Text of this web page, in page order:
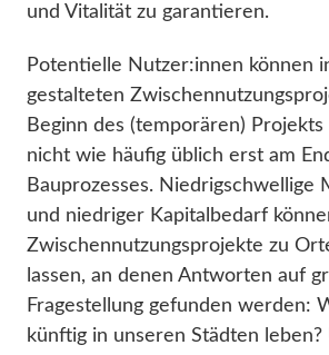
und Vitalität zu garantieren.
Potentielle Nutzer:innen können
gestalteten
Beginn des (temporären)
nicht wie häufig üblich erst am
Bauprozesses. Niedrigschwellige
und niedriger Kapitalbedarf
Zwischennutzungsprojekte zu
lassen, an denen Antworten auf
Fragestellung gefunden werden:
künftig in unseren Städten